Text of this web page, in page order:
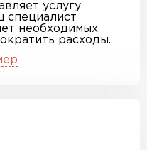
услугу
специалист
необходимых
расходы.